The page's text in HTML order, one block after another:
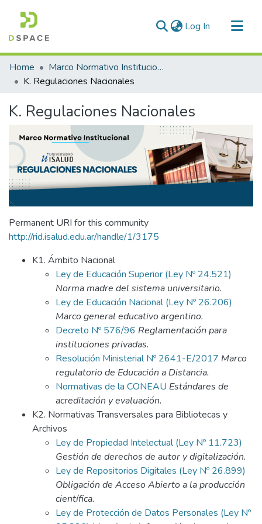
Log In (current)
Communities & Collections
All of DSpace
Home
Marco Normativo Institucional
K. Regulaciones Nacionales
K. Regulaciones Nacionales
Permanent URI for this community
http://rid.isalud.edu.ar/handle/1/3175
K1. Ámbito Nacional
Ley de Educación Superior (Ley Nº 24.521)
Norma madre del sistema universitario.
Ley de Educación Nacional (Ley Nº 26.206)
Marco general educativo argentino.
Decreto Nº 576/96 Reglamentación para
instituciones privadas.
Resolución Ministerial Nº 2641-E/2017 Marco
regulatorio de Educación a Distancia.
Normativas de la CONEAU Estándares de
acreditación y evaluación.
K2. Normativas Transversales para Bibliotecas y
Archivos
Ley de Propiedad Intelectual (Ley Nº 11.723)
Gestión de derechos de autor y digitalización.
Ley de Repositorios Digitales (Ley Nº 26.899)
Obligación de Acceso Abierto a la producción
científica.
Ley de Protección de Datos Personales (Ley Nº